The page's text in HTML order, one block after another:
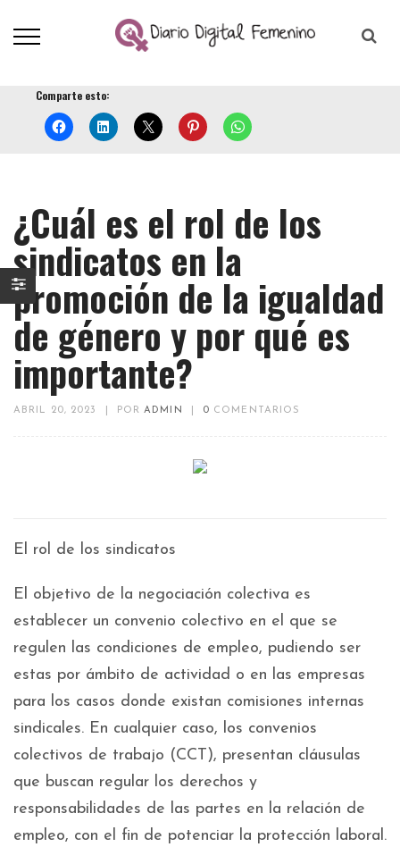
Comparte esto:
¿Cuál es el rol de los
sindicatos en la
promoción de la igualdad
de género y por qué es
importante?
ABRIL 20, 2023 PORADMIN 0 COMENTARIOS
El rol de los sindicatos
El objetivo de la negociación colectiva es
establecer un convenio colectivo en el que se
regulen las condiciones de empleo, pudiendo ser
estas por ámbito de actividad o en las empresas
para los casos donde existan comisiones internas
sindicales. En cualquier caso, los convenios
colectivos de trabajo (CCT), presentan cláusulas
que buscan regular los derechos y
responsabilidades de las partes en la relación de
empleo, con el fin de potenciar la protección laboral.